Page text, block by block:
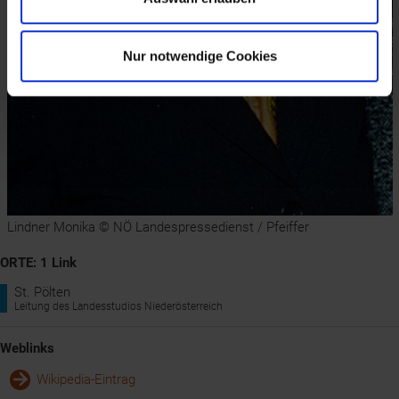
Nur notwendige Cookies
Lindner Monika © NÖ Landespressedienst / Pfeiffer
ORTE: 1 Link
St. Pölten
Leitung des Landesstudios Niederösterreich
Weblinks
Wikipedia-Eintrag